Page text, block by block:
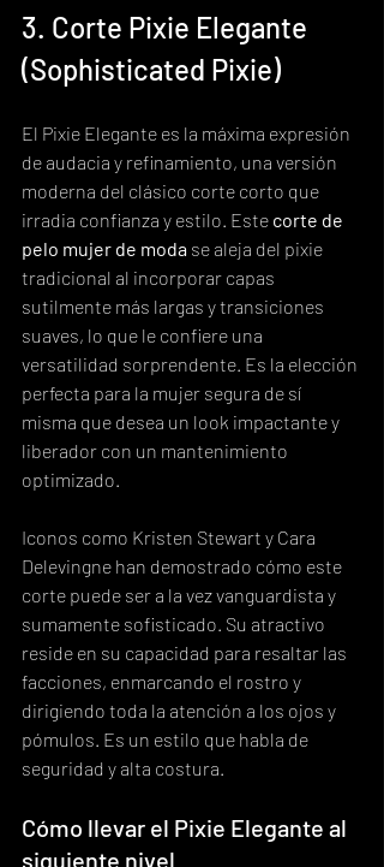
3. Corte Pixie Elegante
(Sophisticated Pixie)
El Pixie Elegante es la máxima expresión
de audacia y refinamiento, una versión
moderna del clásico corte corto que
irradia confianza y estilo. Este corte de
pelo mujer de moda se aleja del pixie
tradicional al incorporar capas
sutilmente más largas y transiciones
suaves, lo que le confiere una
versatilidad sorprendente. Es la elección
perfecta para la mujer segura de sí
misma que desea un look impactante y
liberador con un mantenimiento
optimizado.
Iconos como Kristen Stewart y Cara
Delevingne han demostrado cómo este
corte puede ser a la vez vanguardista y
sumamente sofisticado. Su atractivo
reside en su capacidad para resaltar las
facciones, enmarcando el rostro y
dirigiendo toda la atención a los ojos y
pómulos. Es un estilo que habla de
seguridad y alta costura.
Cómo llevar el Pixie Elegante al
siguiente nivel